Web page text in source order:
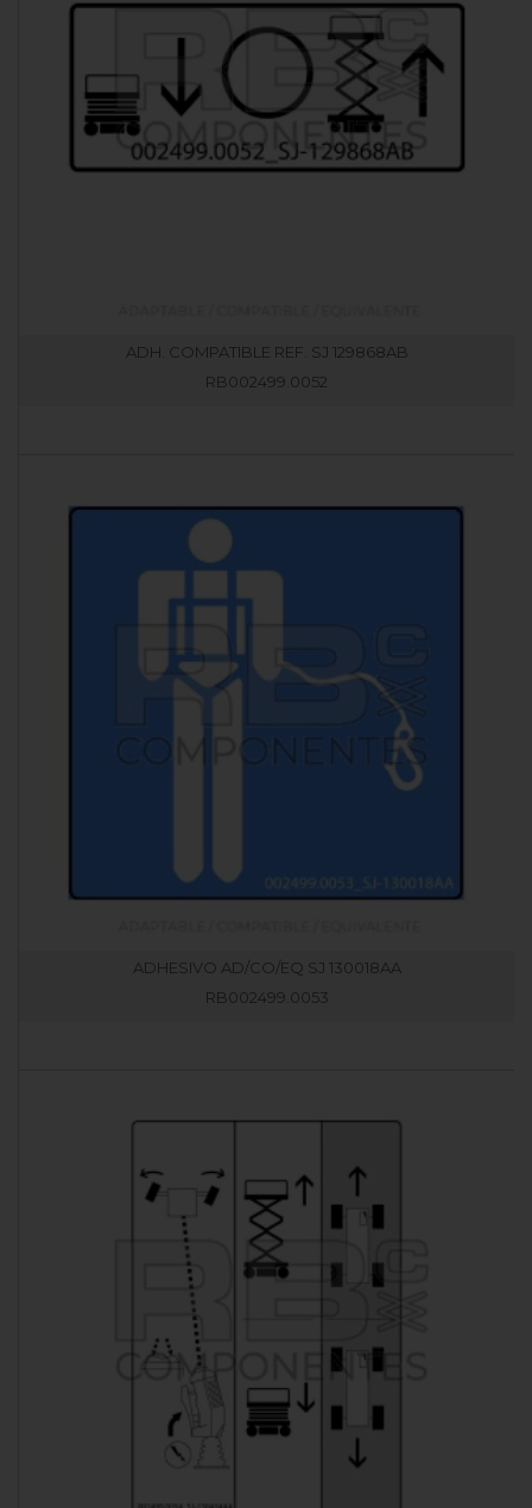
ADH. COMPATIBLE REF. SJ 129868AB
RB002499.0052
ADHESIVO AD/CO/EQ SJ 130018AA
RB002499.0053